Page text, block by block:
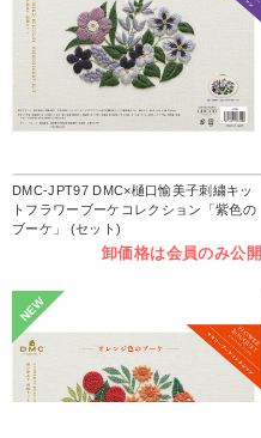
DMC-JPT97 DMC×樋口愉美子刺繍キッ
トフラワーブーケコレクション「紫色の
ブーケ」 (セット)
卸価格は会員のみ公開
NEW